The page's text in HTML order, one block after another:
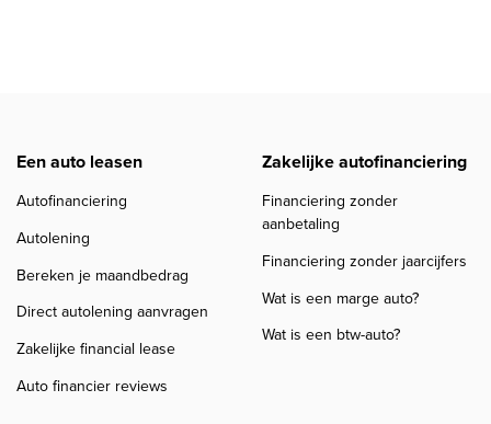
Een auto leasen
Autofinanciering
Autolening
Bereken je maandbedrag
Direct autolening aanvragen
Zakelijke financial lease
Auto financier reviews
Zakelijke autofinanciering
Financiering zonder
aanbetaling
Financiering zonder jaarcijfers
Wat is een marge auto?
Wat is een btw-auto?